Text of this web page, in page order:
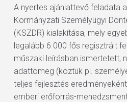
A nyertes ajánlattevő feladata
Kormányzati Személyügyi
(KSZDR) kialakítása, mely
legalább 6 000 fős regisztrált
műszaki leírásban ismertetett,
adattömeg (köztük pl.
teljes fejlesztés
emberi erőforrás-